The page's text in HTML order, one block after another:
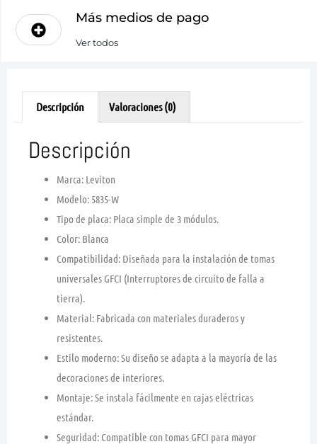
Más medios de pago
Ver todos
Descripción Valoraciones (0)
Descripción
Marca: Leviton
Modelo: 5835-W
Tipo de placa: Placa simple de 3 módulos.
Color: Blanca
Compatibilidad: Diseñada para la instalación de tomas
universales GFCI (Interruptores de circuito de falla a
tierra).
Material: Fabricada con materiales duraderos y
resistentes.
Estilo moderno: Su diseño se adapta a la mayoría de las
decoraciones de interiores.
Montaje: Se instala fácilmente en cajas eléctricas
estándar.
Seguridad: Compatible con tomas GFCI para mayor